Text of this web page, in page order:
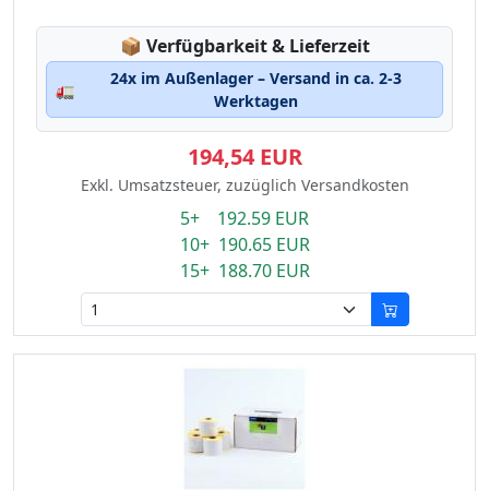
📦 Lagerstatus:
Verfügbarkeit & Lieferzeit
🚛
24x im Außenlager – Versand in ca. 2-3
Werktagen
194,54 EUR
Exkl. Umsatzsteuer, zuzüglich Versandkosten
5+ 192.59 EUR
10+ 190.65 EUR
15+ 188.70 EUR